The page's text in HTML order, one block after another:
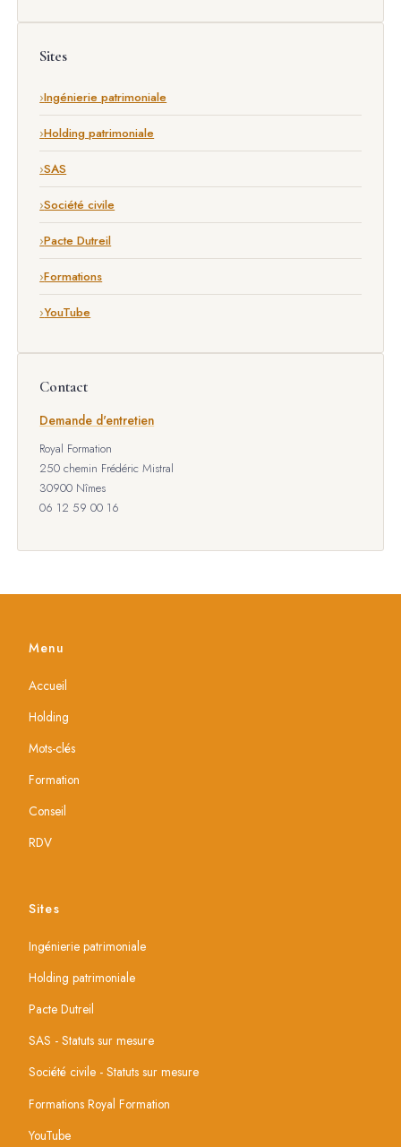
Sites
Ingénierie patrimoniale
Holding patrimoniale
SAS
Société civile
Pacte Dutreil
Formations
YouTube
Contact
Demande d'entretien
Royal Formation
250 chemin Frédéric Mistral
30900 Nîmes
06 12 59 00 16
Menu
Accueil
Holding
Mots-clés
Formation
Conseil
RDV
Sites
Ingénierie patrimoniale
Holding patrimoniale
Pacte Dutreil
SAS - Statuts sur mesure
Société civile - Statuts sur mesure
Formations Royal Formation
YouTube